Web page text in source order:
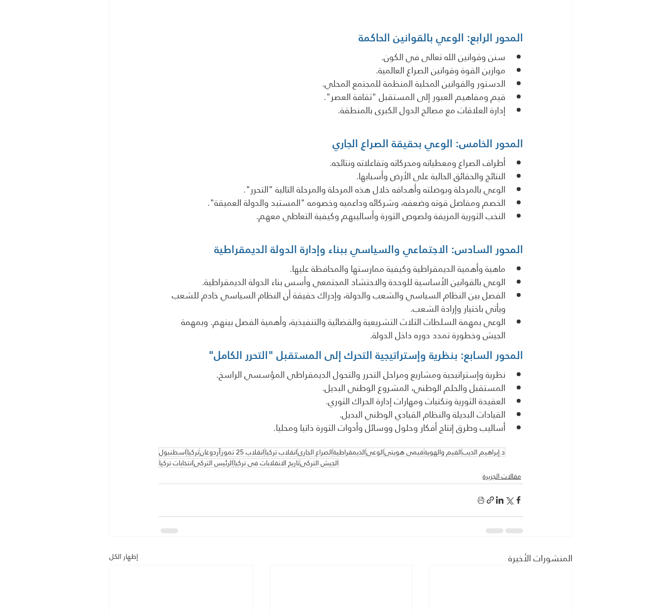
المحور الرابع: الوعي بالقوانين الحاكمة
سنن وقوانين الله تعالى في الكون.
موازين القوة وقوانين الصراع العالمية.
الدستور والقوانين المحلية المنظمة للمجتمع المحلي.
قيم ومفاهيم العبور إلى المستقبل "ثقافة العصر".
إدارة العلاقات مع مصالح الدول الكبرى بالمنطقة.
المحور الخامس: الوعي بحقيقة الصراع الجاري
أطراف الصراع ومعطياته ومحركاته وتفاعلاته ونتائجه.
النتائج والحقائق الحالية على الأرض وأسبابها.
الوعي بالمرحلة وبوصلته وأهدافه خلال هذه المرحلة والمرحلة التالية "التحرر".
الخصم ومفاصل قوته وضعفه، وشركائه وداعميه وخصومه "المستبد والدولة العميقة".
النخب الثورية المزيفة ولصوص الثورة وأساليبهم وكيفية التعاطي معهم.
المحور السادس: الاجتماعي والسياسي ببناء وإدارة الدولة الديمقراطية
ماهية وأهمية الديمقراطية وكيفية ممارستها والمحافظة عليها.
الوعي بالقوانين الأساسية للوحدة والاحتشاد المجتمعي وأسس بناء الدولة الديمقراطية.
الفصل بين النظام السياسي والشعب والدولة، وإدراك حقيقة أن النظام السياسي خادم للشعب
ويأتي باختيار وإرادة الشعب.
الوعي بمهمة السلطات الثلاث التشريعية والقضائية والتنفيذية، وأهمية الفصل بينهم. وبمهمة
الجيش وخطورة تمدد دوره داخل الدولة.
المحور السابع: بنظرية وإستراتيجية التحرك إلى المستقبل "التحرر الكامل"
نظرية وإستراتيجية ومشاريع ومراحل التحرر والتحول الديمقراطي المؤسسي الراسخ.
المستقبل والحلم الوطني، المشروع الوطني البديل.
العقيدة الثورية وتكتيات ومهارات إدارة الحراك الثوري.
القيادات البديلة والنظام القيادي الوطني البديل.
أساليب وطرق إنتاج أفكار وحلول ووسائل وأدوات الثورة ذاتيا ومحليا.
د.إبراهيم الديبالقيم والهويةقيمي هويتيالوعيالديمقراطيةالصراع الجاريانقلاب تركياانقلاب 25 تموز أردوغانتركيااسطنبول
الجيش التركيتاريخ الانقلابات فى تركياالرئيس التركيانتخابات تركيا
مقالات الجزيرة
المنشورات الأخيرة إظهار الكل